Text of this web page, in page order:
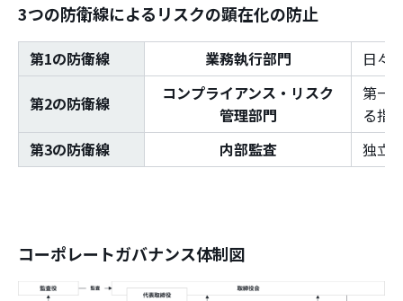
3つの防衛線によるリスクの顕在化の防止
第1の防衛線 業務執行部門 日々
第2の防衛線
コンプライアンス・リスク
管理部門
第一
る指
第3の防衛線
内部監査 独立
コーポレートガバナンス体制図